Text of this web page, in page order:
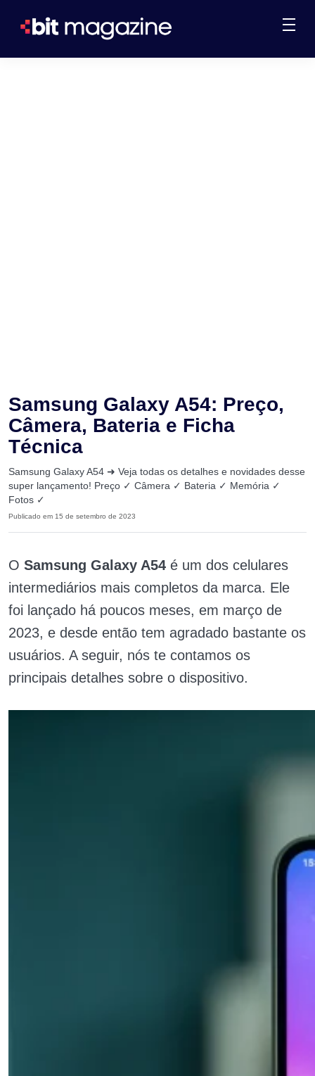
Samsung Galaxy A54: Preço,
Câmera, Bateria e Ficha
Técnica
Samsung Galaxy A54 ➜ Veja todas os detalhes e novidades desse
super lançamento! Preço ✓ Câmera ✓ Bateria ✓ Memória ✓
Fotos ✓
Publicado em 15 de setembro de 2023
O Samsung Galaxy A54 é um dos celulares
intermediários mais completos da marca. Ele
foi lançado há poucos meses, em março de
2023, e desde então tem agradado bastante os
usuários. A seguir, nós te contamos os
principais detalhes sobre o dispositivo.